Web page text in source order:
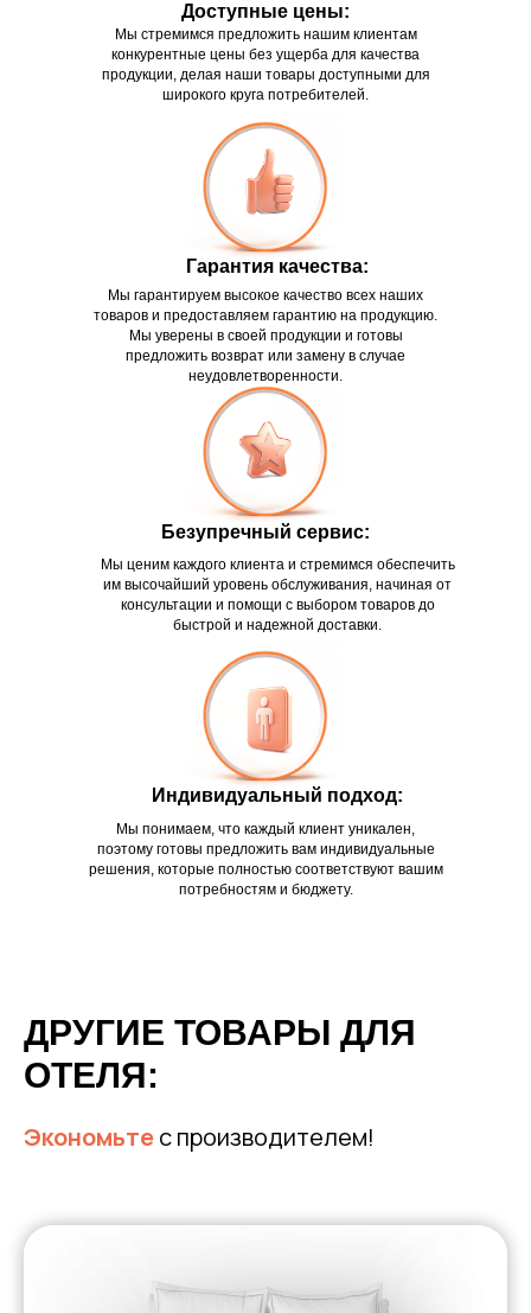
Гарантия качества:
Доступные цены:
Индивидуальный подход:
Безупречный сервис:
Мы стремимся предложить нашим клиентам
конкурентные цены без ущерба для качества
продукции, делая наши товары доступными для
широкого круга потребителей.
Мы гарантируем высокое качество всех наших
товаров и предоставляем гарантию на продукцию.
Мы уверены в своей продукции и готовы
предложить возврат или замену в случае
неудовлетворенности.
Мы ценим каждого клиента и стремимся обеспечить
им высочайший уровень обслуживания, начиная от
консультации и помощи с выбором товаров до
быстрой и надежной доставки.
Мы понимаем, что каждый клиент уникален,
поэтому готовы предложить вам индивидуальные
решения, которые полностью соответствуют вашим
потребностям и бюджету.
ДРУГИЕ ТОВАРЫ ДЛЯ
ОТЕЛЯ:
Экономьтес производителем!